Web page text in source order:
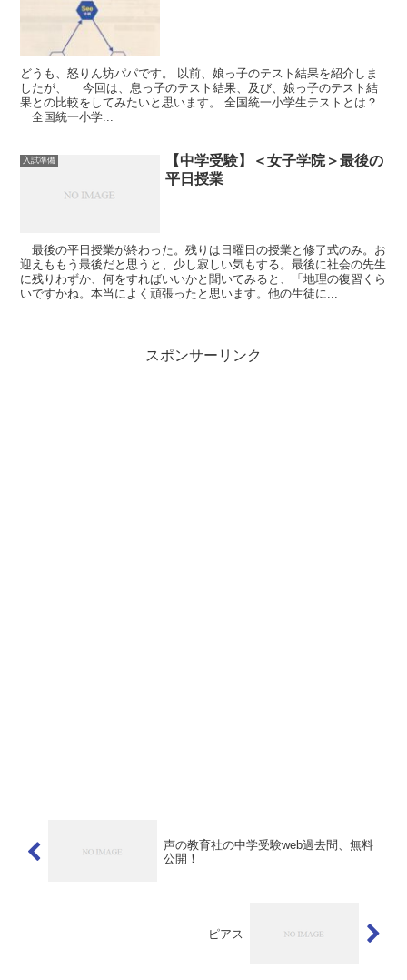
どうも、怒りん坊パパです。 以前、娘っ子のテスト結果を紹介しま
したが、 今回は、息っ子のテスト結果、及び、娘っ子のテスト結
果との比較をしてみたいと思います。 全国統一小学生テストとは？
全国統一小学...
入試準備
【中学受験】＜女子学院＞最後の
平日授業
最後の平日授業が終わった。残りは日曜日の授業と修了式のみ。お
迎えももう最後だと思うと、少し寂しい気もする。最後に社会の先生
に残りわずか、何をすればいいかと聞いてみると、「地理の復習くら
いですかね。本当によく頑張ったと思います。他の生徒に...
スポンサーリンク
声の教育社の中学受験web過去問、無料
公開！
ピアス